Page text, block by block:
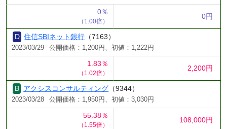
0％
（1.00倍）
0円
住信SBIネット銀行 （7163）
2023/03/29 公開価格：1,200円、初値：1,222円
1.83％
（1.02倍）
2,200円
アクシスコンサルティング （9344）
2023/03/28 公開価格：1,950円、初値：3,030円
55.38％
（1.55倍）
108,000円